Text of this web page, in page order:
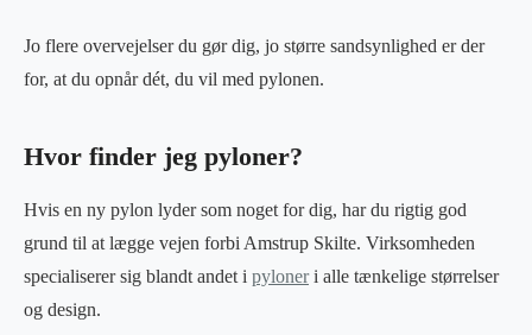
Jo flere overvejelser du gør dig, jo større sandsynlighed er der
for, at du opnår dét, du vil med pylonen.
Hvor finder jeg pyloner?
Hvis en ny pylon lyder som noget for dig, har du rigtig god
grund til at lægge vejen forbi Amstrup Skilte. Virksomheden
specialiserer sig blandt andet i pyloneri alle tænkelige størrelser
og design.